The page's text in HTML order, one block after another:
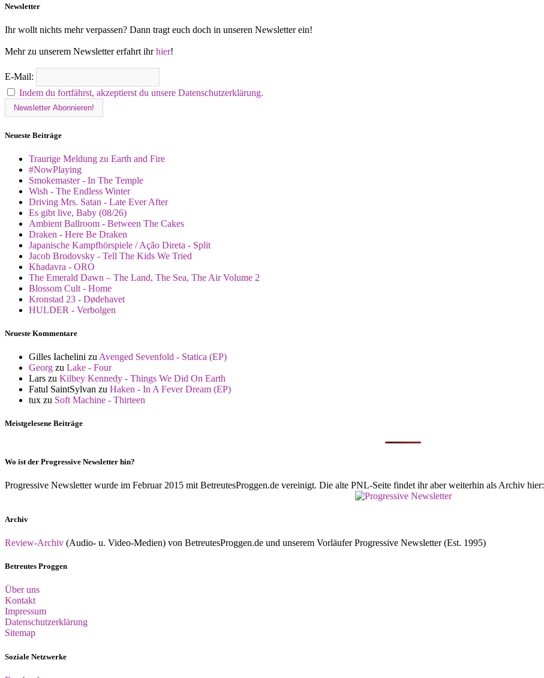
Newsletter
Ihr wollt nichts mehr verpassen? Dann tragt euch doch in unseren Newsletter ein!
Mehr zu unserem Newsletter erfahrt ihrhier!
E-Mail:
Indem du fortfährst, akzeptierst du unsere Datenschutzerklärung.
Neueste Beiträge
Traurige Meldung zu Earth and Fire
#NowPlaying
Smokemaster - In The Temple
Wish - The Endless Winter
Driving Mrs. Satan - Late Ever After
Es gibt live, Baby (08/26)
Ambient Ballroom - Between The Cakes
Draken - Here Be Draken
Japanische Kampfhörspiele / Ação Direta - Split
Jacob Brodovsky - Tell The Kids We Tried
Khadavra - ORO
The Emerald Dawn – The Land, The Sea, The Air Volume 2
Blossom Cult - Home
Kronstad 23 - Dødehavet
HULDER - Verbolgen
Neueste Kommentare
Gilles Iachelini zu Avenged Sevenfold - Statica (EP)
Georg zu Lake - Four
Lars zu Kilbey Kennedy - Things We Did On Earth
Fatul SaintSylvan zu Haken - In A Fever Dream (EP)
tux zu Soft Machine - Thirteen
Meistgelesene Beiträge
Wo ist der Progressive Newsletter hin?
Progressive Newsletter wurde im Februar 2015 mit BetreutesProggen.de vereinigt. Die alte PNL-Seite findet ihr aber weiterhin als Archiv hier:
Archiv
Review-Archiv (Audio- u. Video-Medien) von BetreutesProggen.de und unserem Vorläufer Progressive Newsletter (Est. 1995)
Betreutes Proggen
Über uns
Kontakt
Impressum
Datenschutzerklärung
Sitemap
Soziale Netzwerke